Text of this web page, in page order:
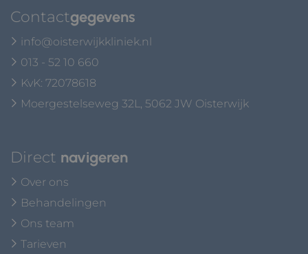
Contactgegevens
info@oisterwijkkliniek.nl
013 - 52 10 660
KvK: 72078618
Moergestelseweg 32L, 5062 JW Oisterwijk
Direct navigeren
Over ons
Behandelingen
Ons team
Tarieven